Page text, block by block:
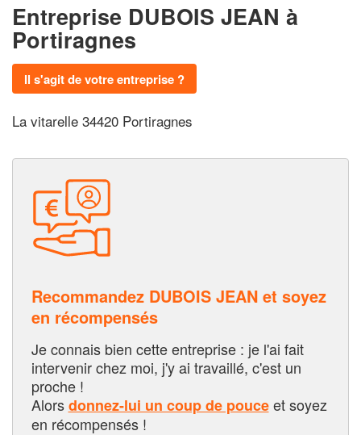
Entreprise DUBOIS JEAN à
Portiragnes
Il s'agit de votre entreprise ?
La vitarelle 34420 Portiragnes
Recommandez DUBOIS JEAN et soyez
en récompensés
Je connais bien cette entreprise : je l'ai fait
intervenir chez moi, j'y ai travaillé, c'est un
proche !
Alorsdonnez-lui un coup de pouceet soyez
en récompensés !